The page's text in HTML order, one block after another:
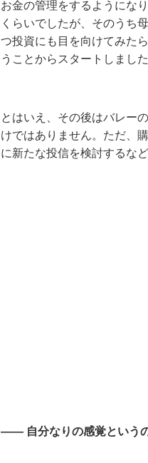
お金の管理をするようにな
くらいでしたが、そのうち
つ投資にも目を向けてみた
うことからスタートしました
とはいえ、その後はバレー
けではありません。ただ、
に新たな投信を検討するな
—— 自分なりの感覚という